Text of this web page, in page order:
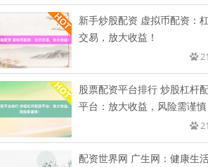
新手炒股配资 虚拟币配资：
交易，放大收益！
股票配资平台排行 炒股杠杆
平台：放大收益，风险需谨慎
配资世界网 广生网：健康生活